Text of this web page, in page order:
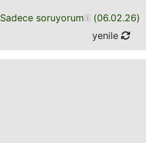
Sadece soruyorum (06.02.26)
yenile